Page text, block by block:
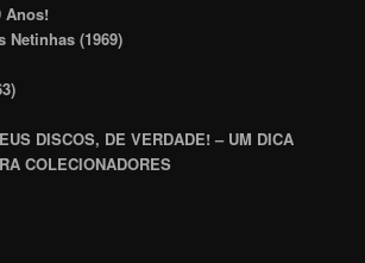
Anos!
Netinhas (1969)
DISCOS, DE VERDADE! – UM DICA
COLECIONADORES